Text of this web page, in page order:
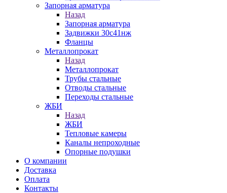
Запорная арматура
Назад
Запорная арматура
Задвижки 30с41нж
Фланцы
Металлопрокат
Назад
Металлопрокат
Трубы стальные
Отводы стальные
Переходы стальные
ЖБИ
Назад
ЖБИ
Тепловые камеры
Каналы непроходные
Опорные подушки
О компании
Доставка
Оплата
Контакты